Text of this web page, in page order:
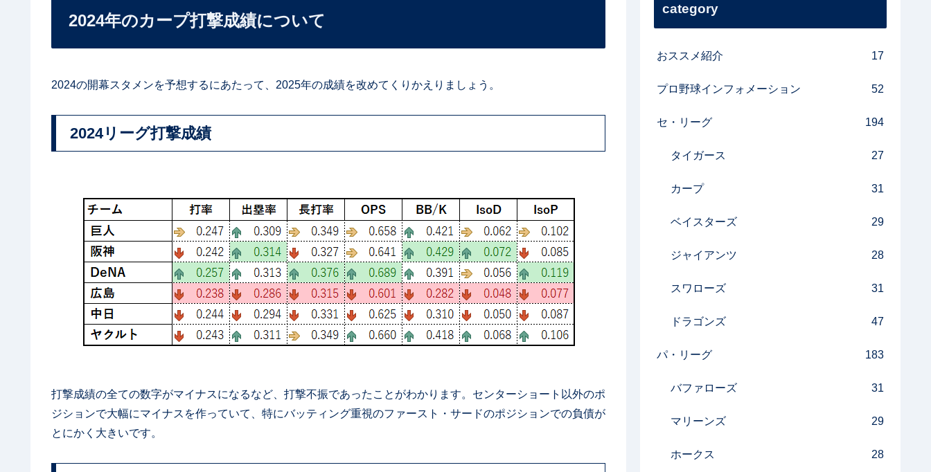
2024年のカープ打撃成績について
2024の開幕スタメンを予想するにあたって、2025年の成績を改めてくりかえりましょう。
2024リーグ打撃成績
打撃成績の全ての数字がマイナスになるなど、打撃不振であったことがわかります。センターショート以外のポ
ジションで大幅にマイナスを作っていて、特にバッティング重視のファースト・サードのポジションでの負債が
とにかく大きいです。
category
おススメ紹介 17
プロ野球インフォメーション 52
セ・リーグ 194
タイガース 27
カープ 31
ベイスターズ 29
ジャイアンツ 28
スワローズ 31
ドラゴンズ 47
パ・リーグ 183
バファローズ 31
マリーンズ 29
ホークス 28